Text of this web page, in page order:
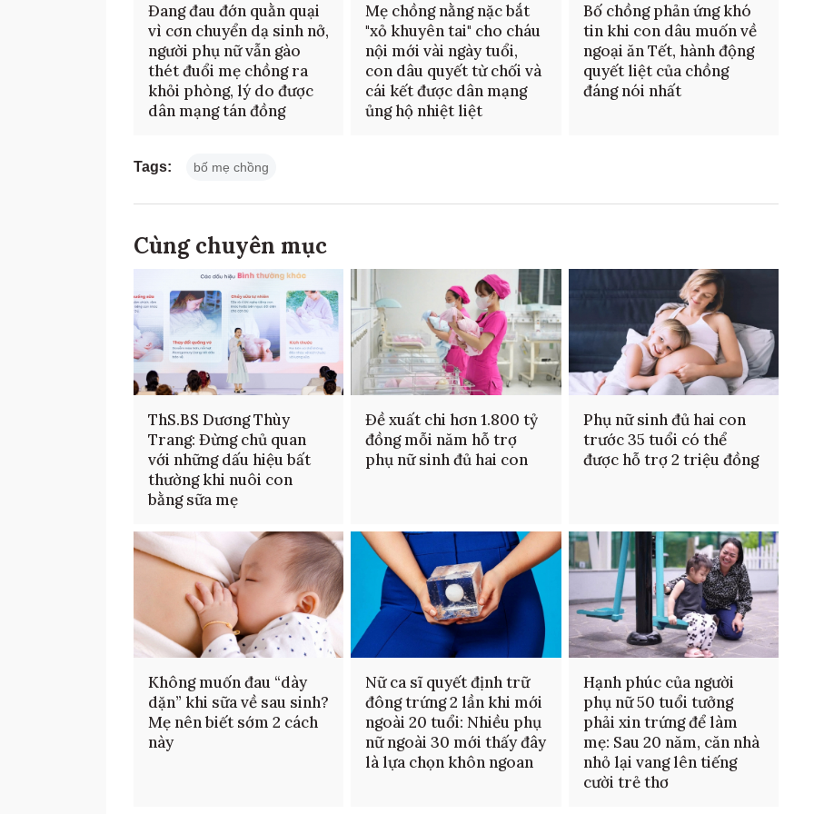
Đang đau đớn quằn quại
vì cơn chuyển dạ sinh nở,
người phụ nữ vẫn gào
thét đuổi mẹ chồng ra
khỏi phòng, lý do được
dân mạng tán đồng
Mẹ chồng nằng nặc bắt
"xỏ khuyên tai" cho cháu
nội mới vài ngày tuổi,
con dâu quyết từ chối và
cái kết được dân mạng
ủng hộ nhiệt liệt
Bố chồng phản ứng khó
tin khi con dâu muốn về
ngoại ăn Tết, hành động
quyết liệt của chồng
đáng nói nhất
Tags: bố mẹ chồng
Cùng chuyên mục
ThS.BS Dương Thùy
Trang: Đừng chủ quan
với những dấu hiệu bất
thường khi nuôi con
bằng sữa mẹ
Đề xuất chi hơn 1.800 tỷ
đồng mỗi năm hỗ trợ
phụ nữ sinh đủ hai con
Phụ nữ sinh đủ hai con
trước 35 tuổi có thể
được hỗ trợ 2 triệu đồng
Không muốn đau “dày
dặn” khi sữa về sau sinh?
Mẹ nên biết sớm 2 cách
này
Nữ ca sĩ quyết định trữ
đông trứng 2 lần khi mới
ngoài 20 tuổi: Nhiều phụ
nữ ngoài 30 mới thấy đây
là lựa chọn khôn ngoan
Hạnh phúc của người
phụ nữ 50 tuổi tưởng
phải xin trứng để làm
mẹ: Sau 20 năm, căn nhà
nhỏ lại vang lên tiếng
cười trẻ thơ